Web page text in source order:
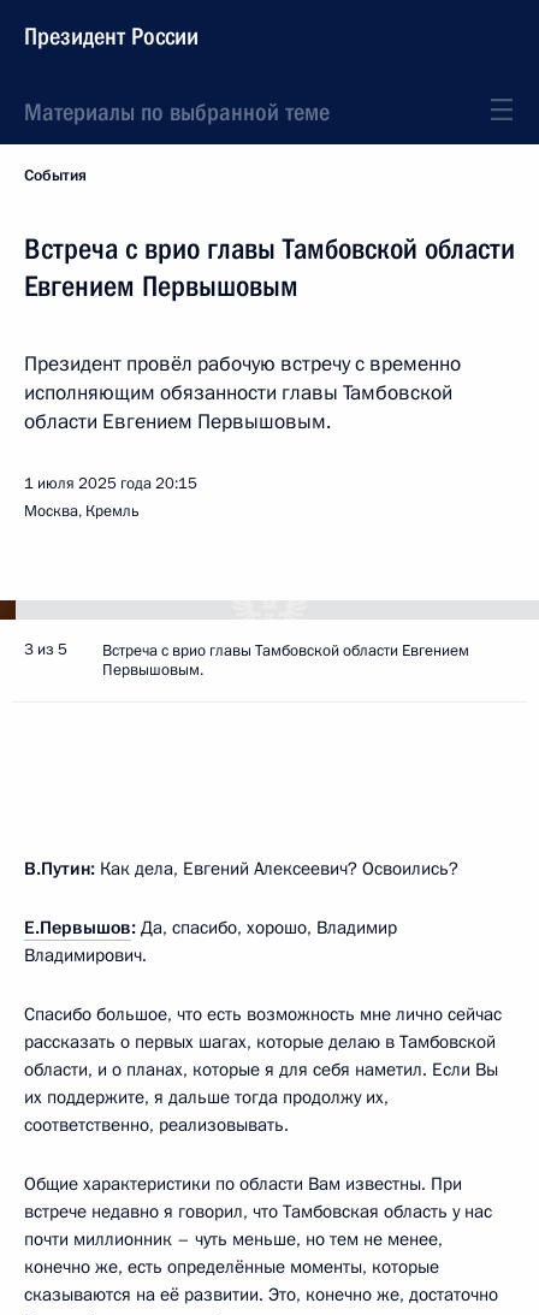
Президент России
Материалы по выбранной теме
События
Встреча с врио главы Тамбовской области
Евгением Первышовым
Президент провёл рабочую встречу с временно
исполняющим обязанности главы Тамбовской
области Евгением Первышовым.
1 июля 2025 года20:15
Москва, Кремль
3 из 5
Встреча с врио главы Тамбовской области Евгением
Первышовым.
В.Путин: Как дела, Евгений Алексеевич? Освоились?
Е.Первышов: Да, спасибо, хорошо, Владимир
Владимирович.
Спасибо большое, что есть возможность мне лично сейчас
рассказать о первых шагах, которые делаю в Тамбовской
области, и о планах, которые я для себя наметил. Если Вы
их поддержите, я дальше тогда продолжу их,
соответственно, реализовывать.
Общие характеристики по области Вам известны. При
встрече недавно я говорил, что Тамбовская область у нас
почти миллионник – чуть меньше, но тем не менее,
конечно же, есть определённые моменты, которые
сказываются на её развитии. Это, конечно же, достаточно